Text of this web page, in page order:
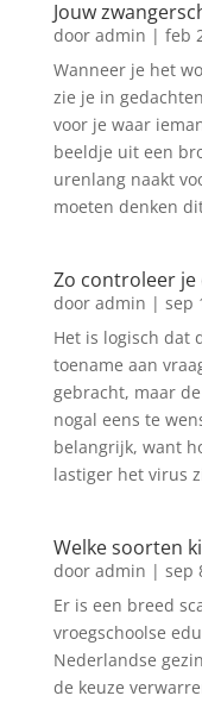
Jouw
door admin | feb
Wanneer je het
zie je in
voor je waar
beeldje uit een
urenlang naakt
moeten denken
Zo controleer je
door admin | sep
Het is logisch dat
toename aan
gebracht, maar
nogal eens te
belangrijk, want
lastiger het virus
Welke soorten
door admin | sep
Er is een breed
vroegschoolse
Nederlandse
de keuze